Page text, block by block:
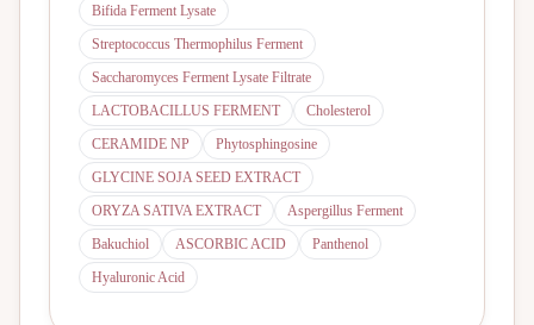
Bifida Ferment Lysate
Streptococcus Thermophilus Ferment
Saccharomyces Ferment Lysate Filtrate
LACTOBACILLUS FERMENT
Cholesterol
CERAMIDE NP
Phytosphingosine
GLYCINE SOJA SEED EXTRACT
ORYZA SATIVA EXTRACT
Aspergillus Ferment
Bakuchiol
ASCORBIC ACID
Panthenol
Hyaluronic Acid